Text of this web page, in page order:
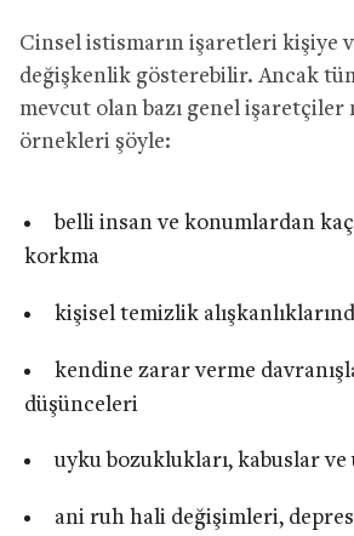
Cinsel istismarın işaretleri kişiye
değişkenlik gösterebilir. Ancak
mevcut olan bazı genel işaretçiler
örnekleri şöyle:
belli insan ve konumlardan
korkma
kişisel temizlik
kendine zarar verme
düşünceleri
uyku bozuklukları, kabuslar
ani ruh hali değişimleri,